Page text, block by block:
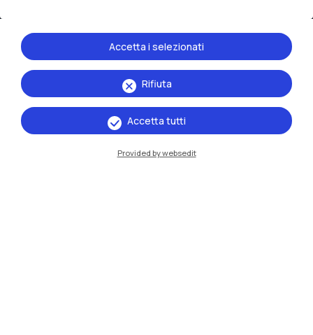
IT EN
Sedi
Milano Leonardo
Rifiuta
Accetta i selezionati
Accetta tutti
Provided by websedit